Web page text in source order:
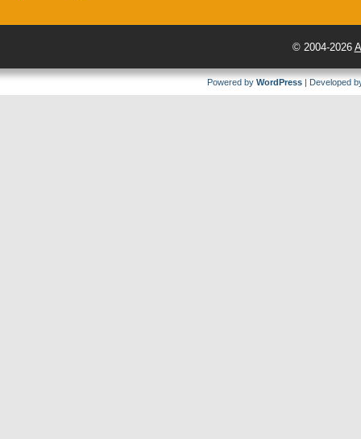
© 2004-2026
Powered by WordPress | Developed